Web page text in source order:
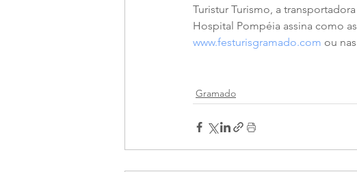
Turistur Turismo, a
Hospital Pompéia assina como
www.festurisgramado.com ou
Gramado